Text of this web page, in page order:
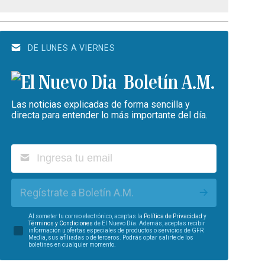
DE LUNES A VIERNES
Boletín A.M.
Las noticias explicadas de forma sencilla y
directa para entender lo más importante del día.
Regístrate a Boletín A.M.
Al someter tu correo electrónico, aceptas la Política de Privacidad y
Términos y Condiciones de El Nuevo Día. Además, aceptas recibir
información u ofertas especiales de productos o servicios de GFR
Media, sus afiliadas o de terceros. Podrás optar salirte de los
boletines en cualquier momento.